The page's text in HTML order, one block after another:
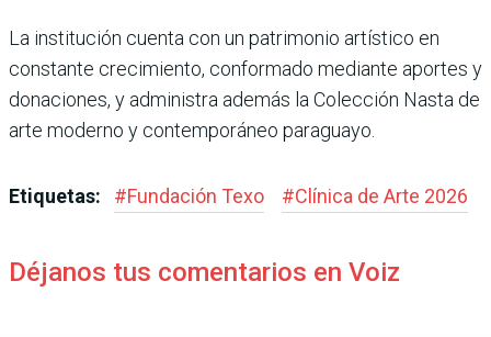
La institución cuenta con un patrimonio artístico en
constante crecimiento, con­formado mediante aportes y
donaciones, y administra además la Colección Nasta de
arte moderno y contem­poráneo paraguayo.
Etiquetas: #Fundación Texo #Clínica de Arte 2026
Déjanos tus comentarios en Voiz